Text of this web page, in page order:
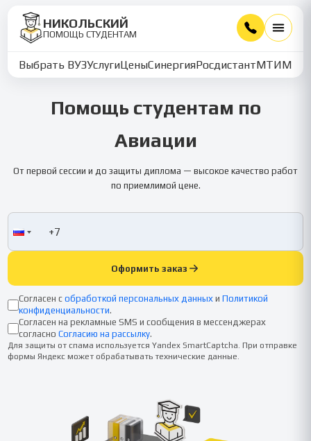
НИКОЛЬСКИЙ
ПОМОЩЬ СТУДЕНТАМ
Выбрать ВУЗУслугиЦеныСинергияРосдистантМТИММУ
Помощь студентам по
Авиации
От первой сессии и до защиты диплома — высокое качество работ
по приемлимой цене.
Оформить заказ
Согласен с обработкой персональных данных и Политикой
конфиденциальности.
Согласен на рекламные SMS и сообщения в мессенджерах
согласно Согласию на рассылку.
Для защиты от спама используется Yandex SmartCaptcha. При отправке
формы Яндекс может обрабатывать технические данные.